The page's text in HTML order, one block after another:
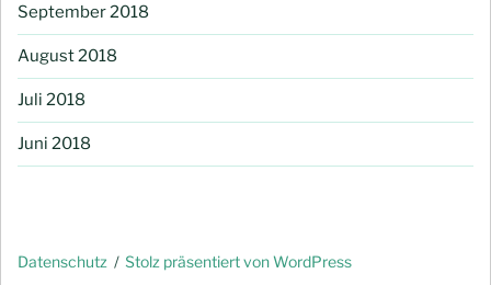
September 2018
August 2018
Juli 2018
Juni 2018
Datenschutz Stolz präsentiert von WordPress